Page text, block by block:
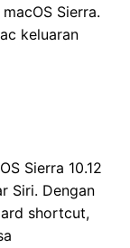
Sierra.
keluaran
Sierra 10.12
Siri. Dengan
shortcut,